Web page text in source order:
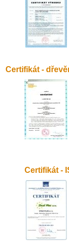
Certifikát -
Certifikát -